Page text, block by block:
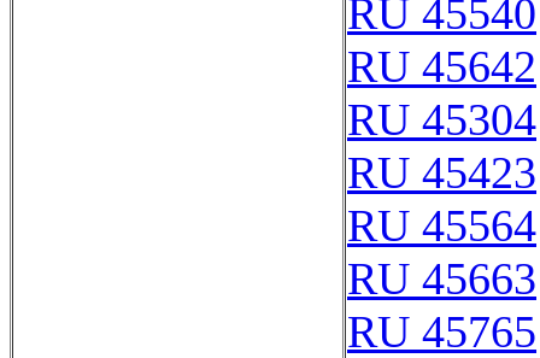
RU 45540
RU 45642
RU 45304
RU 45423
RU 45564
RU 45663
RU 45765